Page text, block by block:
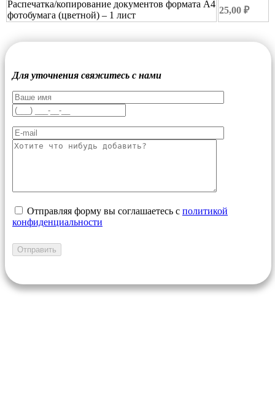
Распечатка/копирование документов формата А4
фотобумага (цветной) – 1 лист
25,00 ₽
Для уточнения свяжитесь с нами
Отправляя форму вы соглашаетесь с политикой
конфиденциальности